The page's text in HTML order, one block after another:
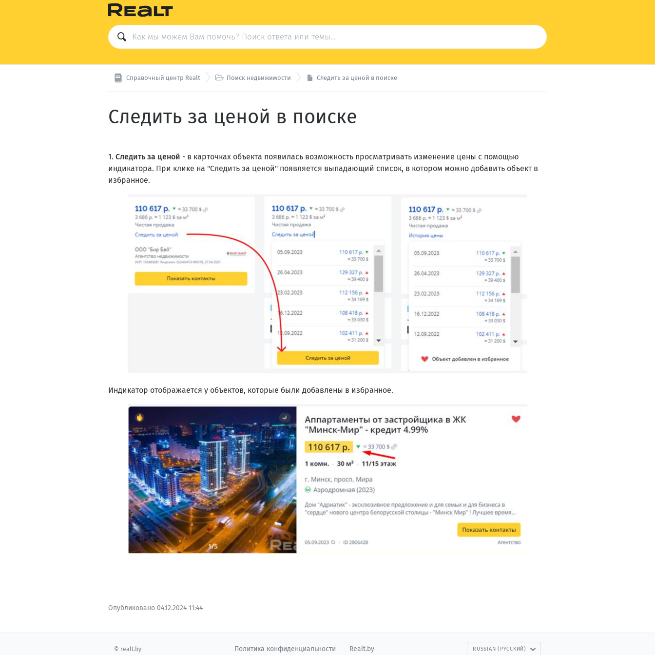
Справочный центр Realt  Поиск недвижимости Следить за ценой в поиске
Следить за ценой в поиске
1. Следить за ценой - в карточках объекта появилась возможность просматривать изменение цены с помощью
индикатора. При клике на "Следить за ценой" появляется выпадающий список, в котором можно добавить объект в
избранное.
Индикатор отображается у объектов, которые были добавлены в избранное.
Опубликовано 04.12.2024 11:44
© realt.by Политика конфиденциальности Realt.by RUSSIAN (РУССКИЙ)